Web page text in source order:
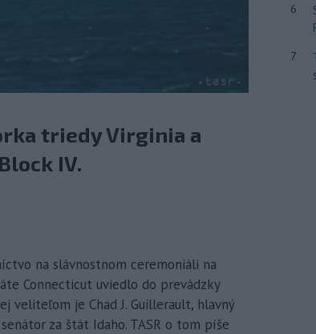
triedy Virginia a
IV.
na slávnostnom ceremoniáli na
Connecticut uviedlo do prevádzky
veliteľom je Chad J. Guillerault, hlavný
za štát Idaho. TASR o tom píše
6
7